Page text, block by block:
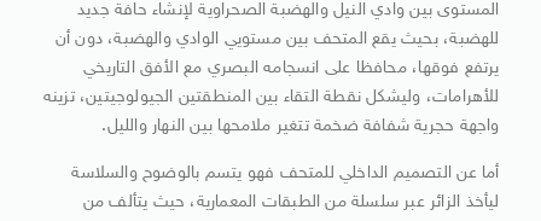
المستوى بين وادي النيل والهضبة الصحراوية لإنشاء حافة جديد
للهضبة، بحيث يقع المتحف بين مستويي الوادي والهضبة، دون أن
يرتفع فوقها، محافظا على انسجامه البصري مع الأفق التاريخي
للأهرامات، وليشكل نقطة التقاء بين المنطقتين الجيولوجيتين، تزينه
واجهة حجرية شفافة ضخمة تتغير ملامحها بين النهار والليل.
أما عن التصميم الداخلي للمتحف فهو يتسم بالوضوح والسلاسة
ليأخذ الزائر عبر سلسلة من الطبقات المعمارية، حيث يتألف من